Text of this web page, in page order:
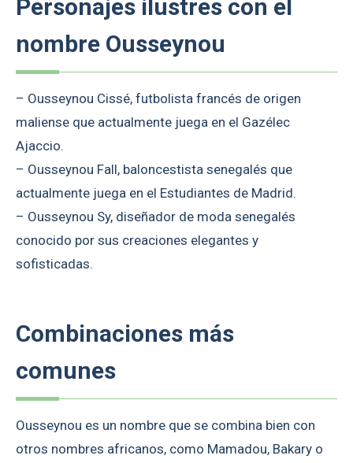
Personajes ilustres con el
nombre Ousseynou
– Ousseynou Cissé, futbolista francés de origen
maliense que actualmente juega en el Gazélec
Ajaccio.
– Ousseynou Fall, baloncestista senegalés que
actualmente juega en el Estudiantes de Madrid.
– Ousseynou Sy, diseñador de moda senegalés
conocido por sus creaciones elegantes y
sofisticadas.
Combinaciones más
comunes
Ousseynou es un nombre que se combina bien con
otros nombres africanos, como Mamadou, Bakary o